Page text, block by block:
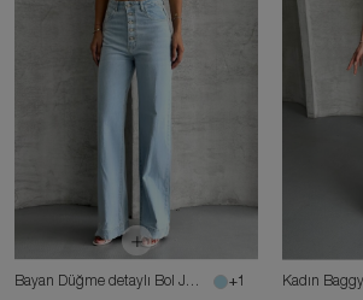
Bayan Düğme detaylı Bol Jean Pantolon +1